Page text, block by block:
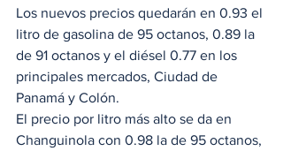
Los nuevos precios quedarán en 0.93 el
litro de gasolina de 95 octanos, 0.89 la
de 91 octanos y el diésel 0.77 en los
principales mercados, Ciudad de
Panamá y Colón.
El precio por litro más alto se da en
Changuinola con 0.98 la de 95 octanos,